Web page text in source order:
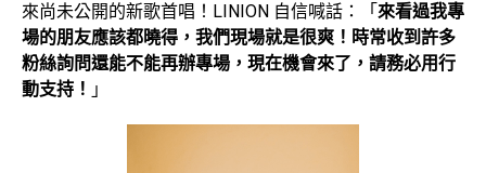
來尚未公開的新歌首唱！LINION 自信喊話：「來看過我專
場的朋友應該都曉得，我們現場就是很爽！時常收到許多
粉絲詢問還能不能再辦專場，現在機會來了，請務必用行
動支持！ 」